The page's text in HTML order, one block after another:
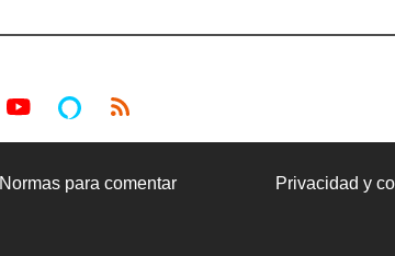
Normas para comentar Privacidad y